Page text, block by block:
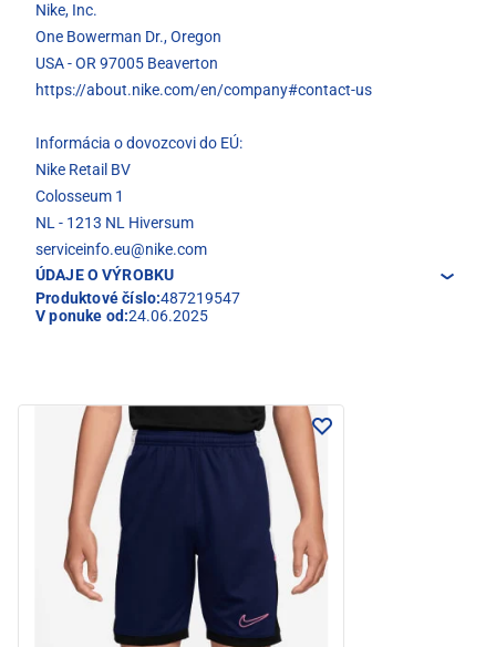
Nike, Inc.
One Bowerman Dr., Oregon
USA - OR 97005 Beaverton
https://about.nike.com/en/company#contact-us
Informácia o dovozcovi do EÚ:
Nike Retail BV
Colosseum 1
NL - 1213 NL Hiversum
serviceinfo.eu@nike.com
ÚDAJE O VÝROBKU
Produktové číslo:487219547
V ponuke od:24.06.2025